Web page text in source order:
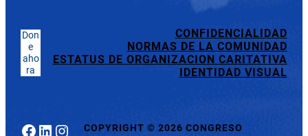
Don
e
aho
ra
CONFIDENCIALIDAD
NORMAS DE LA COMUNIDAD
ESTATUS DE ORGANIZACION CARITATIVA
IDENTIDAD VISUAL
Facebook
LinkedIn
Instagram
COPYRIGHT© 2026 CONGRESO